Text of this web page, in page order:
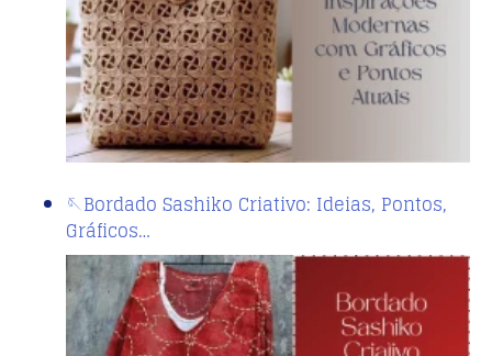
🪡Bordado Sashiko Criativo: Ideias, Pontos,
Gráficos…